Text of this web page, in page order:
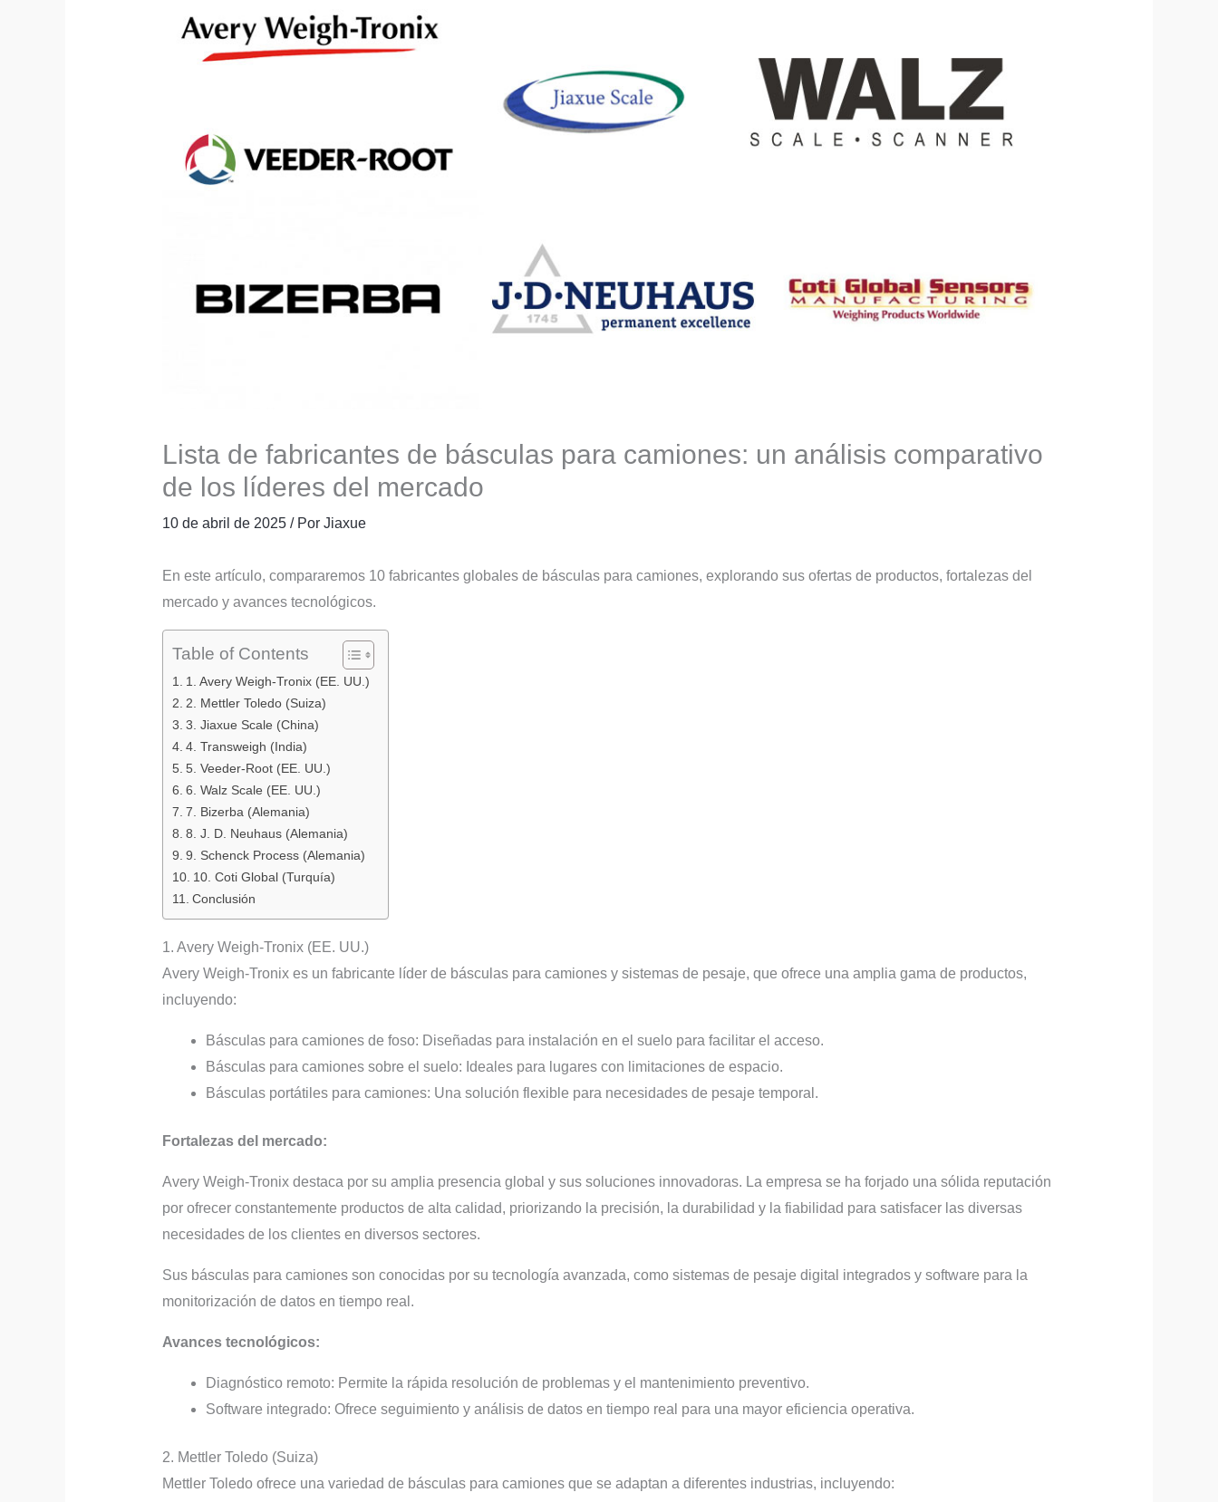
Lista de fabricantes de básculas para camiones: un análisis comparativo
de los líderes del mercado
10 de abril de 2025 / Por Jiaxue
En este artículo, compararemos 10 fabricantes globales de básculas para camiones, explorando sus ofertas de productos, fortalezas del
mercado y avances tecnológicos.
Table of Contents
1. Avery Weigh-Tronix (EE. UU.)
2. Mettler Toledo (Suiza)
3. Jiaxue Scale (China)
4. Transweigh (India)
5. Veeder-Root (EE. UU.)
6. Walz Scale (EE. UU.)
7. Bizerba (Alemania)
8. J. D. Neuhaus (Alemania)
9. Schenck Process (Alemania)
10. Coti Global (Turquía)
Conclusión
1. Avery Weigh-Tronix (EE. UU.)
Avery Weigh-Tronix es un fabricante líder de básculas para camiones y sistemas de pesaje, que ofrece una amplia gama de productos,
incluyendo:
Básculas para camiones de foso: Diseñadas para instalación en el suelo para facilitar el acceso.
Básculas para camiones sobre el suelo: Ideales para lugares con limitaciones de espacio.
Básculas portátiles para camiones: Una solución flexible para necesidades de pesaje temporal.
Fortalezas del mercado:
Avery Weigh-Tronix destaca por su amplia presencia global y sus soluciones innovadoras. La empresa se ha forjado una sólida reputación
por ofrecer constantemente productos de alta calidad, priorizando la precisión, la durabilidad y la fiabilidad para satisfacer las diversas
necesidades de los clientes en diversos sectores.
Sus básculas para camiones son conocidas por su tecnología avanzada, como sistemas de pesaje digital integrados y software para la
monitorización de datos en tiempo real.
Avances tecnológicos:
Diagnóstico remoto: Permite la rápida resolución de problemas y el mantenimiento preventivo.
Software integrado: Ofrece seguimiento y análisis de datos en tiempo real para una mayor eficiencia operativa.
2. Mettler Toledo (Suiza)
Mettler Toledo ofrece una variedad de básculas para camiones que se adaptan a diferentes industrias, incluyendo: